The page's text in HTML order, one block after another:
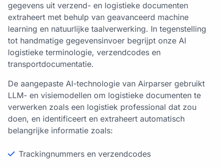
gegevens uit verzend- en logistieke documenten
extraheert met behulp van geavanceerd machine
learning en natuurlijke taalverwerking. In tegenstelling
tot handmatige gegevensinvoer begrijpt onze AI
logistieke terminologie, verzendcodes en
transportdocumentatie.
De aangepaste AI-technologie van Airparser gebruikt
LLM- en visiemodellen om logistieke documenten te
verwerken zoals een logistiek professional dat zou
doen, en identificeert en extraheert automatisch
belangrijke informatie zoals:
Trackingnummers en verzendcodes